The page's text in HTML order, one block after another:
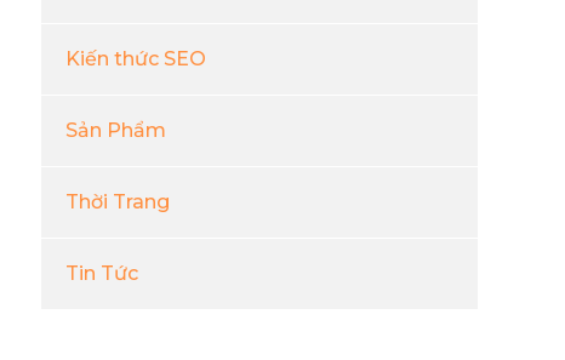
Kiến thức SEO
Sản Phẩm
Thời Trang
Tin Tức